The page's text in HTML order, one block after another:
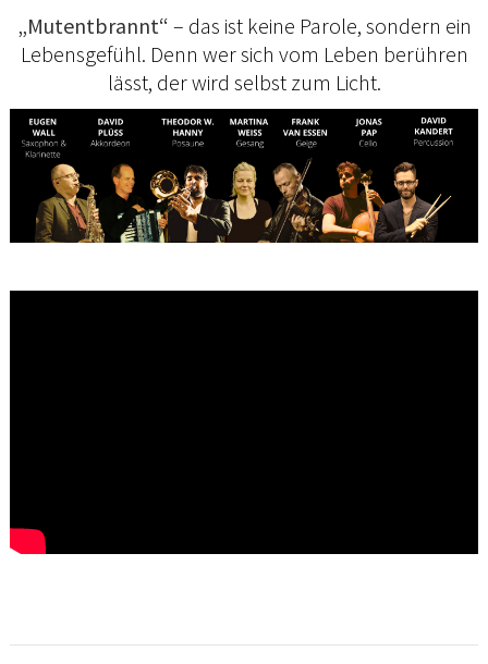
„Mutentbrannt“ – das ist keine Parole, sondern ein
Lebensgefühl. Denn wer sich vom Leben berühren
lässt, der wird selbst zum Licht.